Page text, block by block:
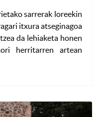
sarrerak loreekin
itxura atseginagoa
da lehiaketa honen
herritarren artean